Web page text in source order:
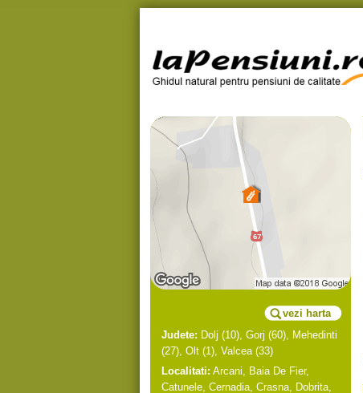
vezi harta
Judete: Dolj (10), Gorj (60), Mehedinti
(27), Olt (1), Valcea(33)
Localitati: Arcani, Baia De Fier,
Catunele, Cernadia, Crasna, Dobrita,